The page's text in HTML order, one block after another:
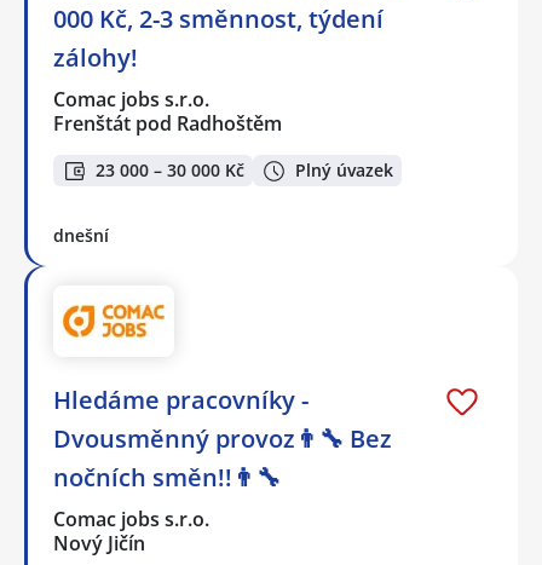
000 Kč, 2-3 směnnost, týdení
zálohy!
Comac jobs s.r.o.
Frenštát pod Radhoštěm
23 000 – 30 000 Kč Plný úvazek
dnešní
Hledáme pracovníky -
Dvousměnný provoz👨‍🔧 Bez
nočních směn!!👨‍🔧
Comac jobs s.r.o.
Nový Jičín